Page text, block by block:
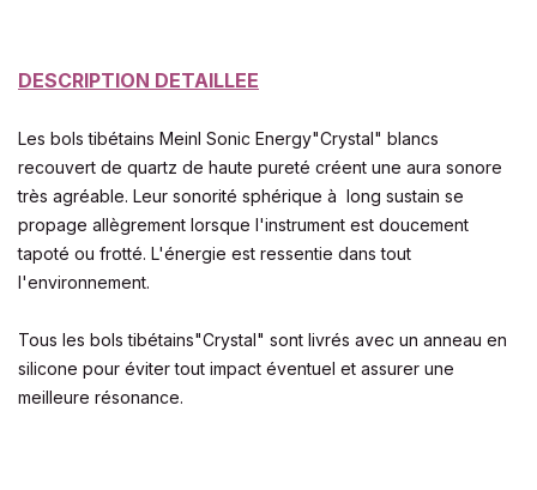
DESCRIPTION DETAILLEE
Les bols tibétains Meinl Sonic Energy"Crystal" blancs
recouvert de quartz de haute pureté créent une aura sonore
très agréable. Leur sonorité sphérique à long sustain se
propage allègrement lorsque l'instrument est doucement
tapoté ou frotté. L'énergie est ressentie dans tout
l'environnement.
Tous les bols tibétains"Crystal" sont livrés avec un anneau en
silicone pour éviter tout impact éventuel et assurer une
meilleure résonance.